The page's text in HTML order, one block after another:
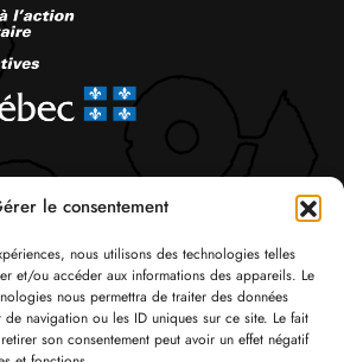
le consentement
nous utilisons des technologies telles
et/ou accéder aux informations des appareils. Le
nous permettra de traiter des données
navigation ou les ID uniques sur ce site. Le fait
son consentement peut avoir un effet négatif